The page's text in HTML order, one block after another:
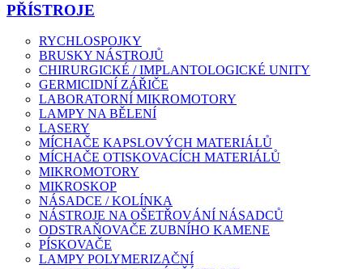
PŘÍSTROJE
RYCHLOSPOJKY
BRUSKY NÁSTROJŮ
CHIRURGICKÉ / IMPLANTOLOGICKÉ UNITY
GERMICIDNÍ ZÁŘIČE
LABORATORNÍ MIKROMOTORY
LAMPY NA BĚLENÍ
LASERY
MÍCHAČE KAPSLOVÝCH MATERIÁLŮ
MÍCHAČE OTISKOVACÍCH MATERIÁLŮ
MIKROMOTORY
MIKROSKOP
NÁSADCE / KOLÍNKA
NÁSTROJE NA OŠETŘOVÁNÍ NÁSADCŮ
ODSTRAŇOVAČE ZUBNÍHO KAMENE
PÍSKOVAČE
LAMPY POLYMERIZAČNÍ